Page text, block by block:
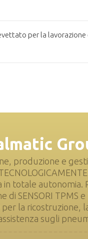
per la lavorazione
produzione e
in totale autonomia.
di SENSORI TPMS e
per la ricostruzione,
sugli